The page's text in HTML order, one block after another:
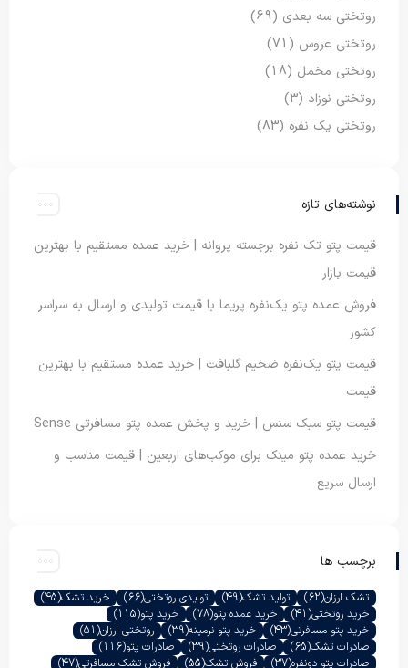
روتختی سه بعدی (69)
روتختی عروس (71)
روتختی مخمل (18)
روتختی نوزاد (3)
روتختی یک نفره (83)
نوشته‌های تازه
قیمت پتو تک نفره برجسته پروانه | خرید عمده مستقیم با بهترین
قیمت بازار
فروش عمده پتو یک‌نفره پریما با قیمت تولیدی و ارسال به سراسر
کشور
قیمت پتو یک‌نفره ضخیم گلبافت | خرید عمده مستقیم با بهترین
قیمت
قیمت پتو سبک سنس | خرید و پخش عمده پتو مسافرتی Sense
خرید عمده پتو مینک برای موکب‌های اربعین | قیمت مناسب و
ارسال سریع
برچسب ها
تشک ارزان(62) تولید تشک(49) تولیدی روتختی(66) خرید تشک(45)
خرید روتختی(41) خرید عمده پتو(78) خرید پتو(115)
خرید پتو مسافرتی(43) خرید پتو نرمینه(39) روتختی ارزان(51)
صادرات تشک(65) صادرات روتختی(39) صادرات پتو(116)
صادرات پتو دونفره(37) فروش تشک(55) فروش تشک مسافرتی(47)